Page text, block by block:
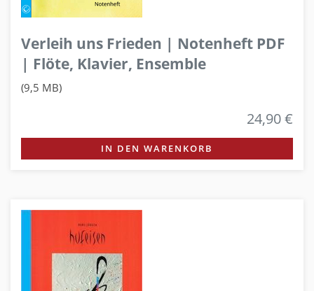
Verleih uns Frieden | Notenheft PDF
| Flöte, Klavier, Ensemble
(9,5 MB)
24,90 €
IN DEN WARENKORB